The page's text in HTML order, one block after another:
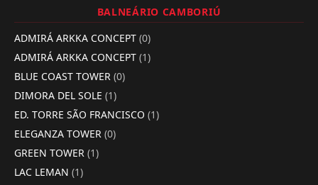
BALNEÁRIO CAMBORIÚ
ADMIRÁ ARKKA CONCEPT (0)
ADMIRÁ ARKKA CONCEPT (1)
BLUE COAST TOWER (0)
DIMORA DEL SOLE (1)
ED. TORRE SÃO FRANCISCO (1)
ELEGANZA TOWER (0)
GREEN TOWER (1)
LAC LEMAN (1)